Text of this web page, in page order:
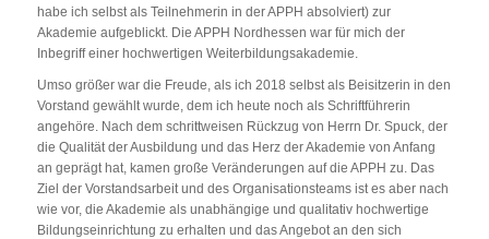
habe ich selbst als Teilnehmerin in der APPH absolviert) zur
Akademie aufgeblickt. Die APPH Nordhessen war für mich der
Inbegriff einer hochwertigen Weiterbildungsakademie.
Umso größer war die Freude, als ich 2018 selbst als Beisitzerin in den
Vorstand gewählt wurde, dem ich heute noch als Schriftführerin
angehöre. Nach dem schrittweisen Rückzug von Herrn Dr. Spuck, der
die Qualität der Ausbildung und das Herz der Akademie von Anfang
an geprägt hat, kamen große Veränderungen auf die APPH zu. Das
Ziel der Vorstandsarbeit und des Organisationsteams ist es aber nach
wie vor, die Akademie als unabhängige und qualitativ hochwertige
Bildungseinrichtung zu erhalten und das Angebot an den sich